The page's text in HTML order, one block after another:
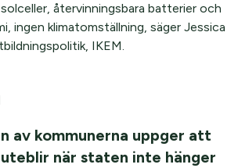
återvinningsbara batterier och
ingen klimatomställning, säger Jessica
IKEM.
av kommunerna uppger att
när staten inte hänger